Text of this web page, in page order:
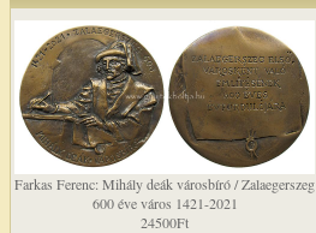
Farkas Ferenc: Mihály deák városbíró / Zalaegerszeg
600 éve város 1421-2021
24500Ft